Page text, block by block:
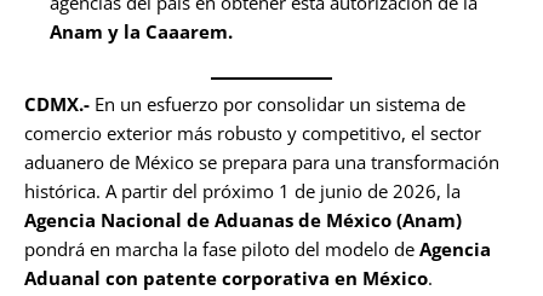
Anam y la Caaarem.
CDMX.- En un esfuerzo por consolidar un sistema de
comercio exterior más robusto y competitivo, el sector
aduanero de México se prepara para una transformación
histórica. A partir del próximo 1 de junio de 2026, la
Agencia Nacional de Aduanas de México (Anam)
pondrá en marcha la fase piloto del modelo de Agencia
Aduanal con patente corporativa en México.